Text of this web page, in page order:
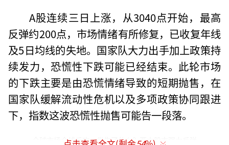
A股连续三日上涨，从3040点开始，最高
反弹约200点，市场情绪有所修复，已收复年线
及5日均线的失地。国家队大力出手加上政策持
续发力，恐慌性下跌可能已经结束。此轮市场
的下跌主要是由恐慌情绪导致的短期抛售，在
国家队缓解流动性危机以及多项政策协同跟进
下，指数这波恐慌性抛售可能告一段落。
全球市场全线反攻，发生了什么？亚太股市强力反弹